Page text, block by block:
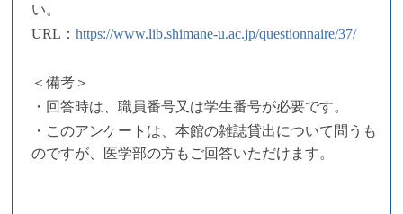
い。
URL： https://www.lib.shimane-u.ac.jp/questionnaire/37/
＜備考＞
・回答時は、職員番号又は学生番号が必要です。
・このアンケートは、本館の雑誌貸出について問うも
のですが、医学部の方もご回答いただけます。